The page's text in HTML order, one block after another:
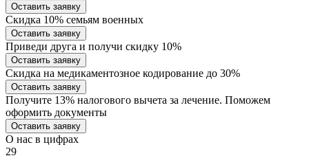
Оставить заявку
Скидка 10% семьям военных
Оставить заявку
Приведи друга и получи скидку 10%
Оставить заявку
Скидка на медикаментозное кодирование до 30%
Оставить заявку
Получите 13% налогового вычета за лечение. Поможем
оформить документы
Оставить заявку
О нас в цифрах
29